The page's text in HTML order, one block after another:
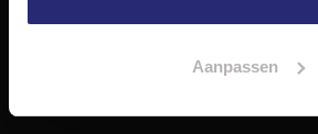
Aanpassen
Aankoop
Meer informatie over